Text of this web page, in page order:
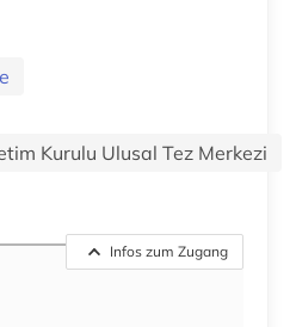
Kurulu Ulusal Tez Merkezi
Infos zum Zugang